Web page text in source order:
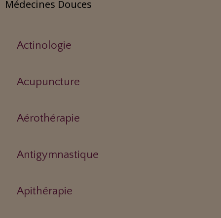
Médecines Douces
Actinologie
Acupuncture
Aérothérapie
Antigymnastique
Apithérapie